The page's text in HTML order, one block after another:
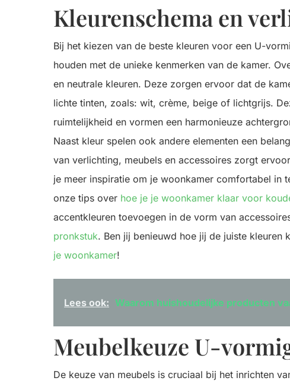
Kleurenschema en
Bij het kiezen van de beste kleuren voor een U-
houden met de unieke kenmerken van de kamer.
en neutrale kleuren. Deze zorgen ervoor dat de
lichte tinten, zoals: wit, crème, beige of lichtgrijs.
ruimtelijkheid en vormen een harmonieuze
Naast kleur spelen ook andere elementen een
van verlichting, meubels en accessoires zorgt
je meer inspiratie om je woonkamer comfortabel in
onze tips over hoe je je woonkamer klaar voor
accentkleuren toevoegen in de vorm van
pronkstuk. Ben jij benieuwd hoe jij de juiste kleuren
je woonkamer!
Lees ook: Waarom huishoudelijke producten
Meubelkeuze U-
De keuze van meubels is cruciaal bij het inrichten